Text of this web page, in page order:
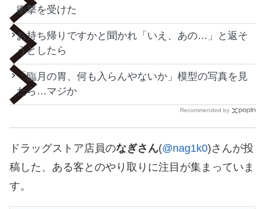
衝撃を受けた
お持ち帰りですかと聞かれ「いえ、あの…」と返そ
うとしたら
「臨月の胃、何も入らんやないか」模型の写真を見
たら…マジか
Recommended by
ドラッグストア店員のなぎさん(@nag1k0)さんが投
稿した、ある客とのやり取りに注目が集まっていま
す。